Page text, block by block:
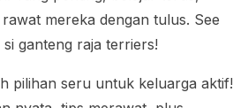
mereka dengan tulus. See
ganteng raja terriers!
pilihan seru untuk keluarga aktif!